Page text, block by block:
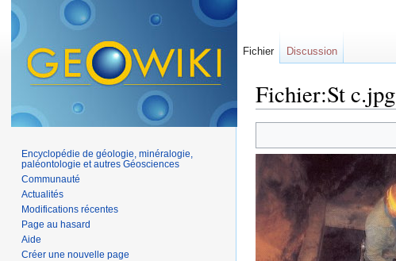
Fichier:St c.jpg
Fichier Discussion
Encyclopédie de géologie, minéralogie,
paléontologie et autres Géosciences
Communauté
Actualités
Modifications récentes
Page au hasard
Aide
Créer une nouvelle page